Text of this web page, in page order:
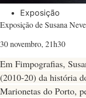
Exposição
Exposição de Susana
30 novembro, 21h30
Em Fimpografias,
(2010-20) da história
Marionetas do Porto,